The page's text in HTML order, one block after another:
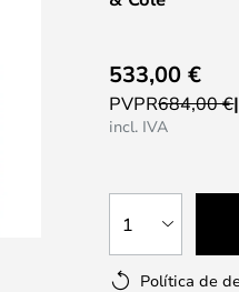
533,00 €
PVPR684,00 €
incl. IVA
1
Política de